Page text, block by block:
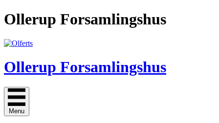
Gå
til
Ollerup Forsamlingshus
Ollerup Forsamlingshus
Menu